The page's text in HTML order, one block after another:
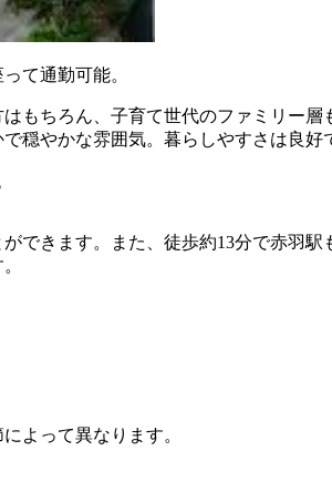
て通勤可能。
もちろん、子育て世代のファミリー
穏やかな雰囲気。暮らしやすさは良好
できます。また、徒歩約13分で赤羽
よって異なります。